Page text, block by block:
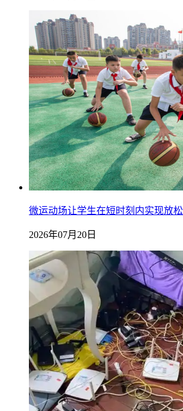
微运动场让学生在短时刻内实现放
2026年07月20日